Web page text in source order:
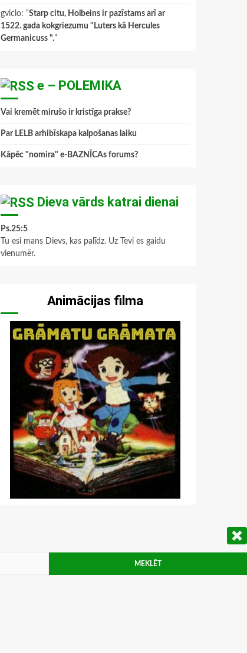
gviclo: “Starp citu, Holbeins ir pazīstams arī ar
1522. gada kokgriezumu "Luters kā Hercules
Germanicuss ".”
e – POLEMIKA
Vai kremēt mirušo ir kristīga prakse?
Par LELB arhibīskapa kalpošanas laiku
Kāpēc "nomira" e-BAZNĪCAs forums?
Dieva vārds katrai dienai
Ps.25:5
Tu esi mans Dievs, kas palīdz. Uz Tevi es gaidu
vienumēr.
Animācijas filma